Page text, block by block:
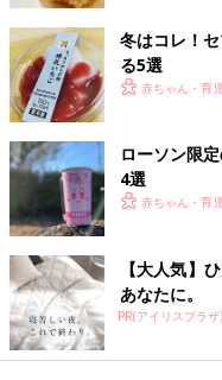
冬はコレ！
る5選
赤ちゃん・育
ローソン限
4選
赤ちゃん・育
【大人気】
あなたに。
PR(アイリスプラザ)